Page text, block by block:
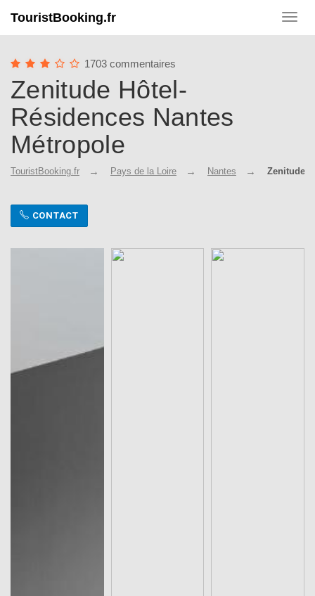
TouristBooking.fr
1703 commentaires
Zenitude Hôtel-
Résidences Nantes
Métropole
TouristBooking.fr Pays de la Loire Nantes Zenitude
CONTACT